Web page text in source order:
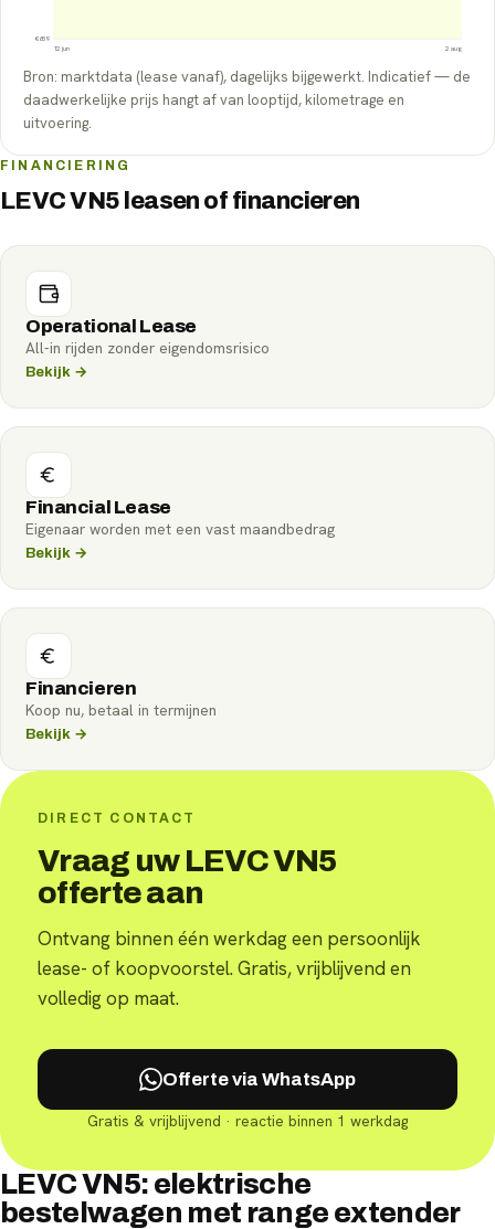
€659
12 jun 2 aug
Bron: marktdata (lease vanaf), dagelijks bijgewerkt. Indicatief — de
daadwerkelijke prijs hangt af van looptijd, kilometrage en
uitvoering.
FINANCIERING
LEVC VN5 leasen of financieren
Operational Lease
All-in rijden zonder eigendomsrisico
Bekijk →
Financial Lease
Eigenaar worden met een vast maandbedrag
Bekijk →
Financieren
Koop nu, betaal in termijnen
Bekijk →
DIRECT CONTACT
Vraag uw LEVC VN5
offerte aan
Ontvang binnen één werkdag een persoonlijk
lease- of koopvoorstel. Gratis, vrijblijvend en
volledig op maat.
Offerte via WhatsApp
Gratis & vrijblijvend · reactie binnen 1 werkdag
LEVC VN5: elektrische
bestelwagen met range extender